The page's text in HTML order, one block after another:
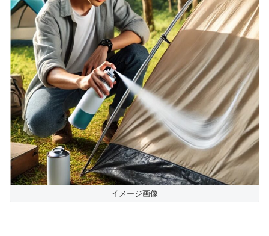
イメージ画像